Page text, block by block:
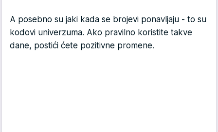
A posebno su jaki kada se brojevi ponavljaju - to su
kodovi univerzuma. Ako pravilno koristite takve
dane, postići ćete pozitivne promene.